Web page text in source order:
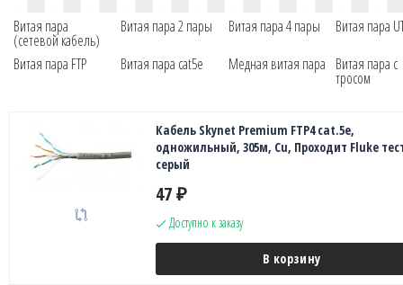
Витая пара
(сетевой кабель)
Витая пара 2 пары Витая пара 4 пары
Витая пара
Витая пара FTP
Витая пара cat5e Медная витая пара Витая пара с
тросом
Кабель Skynet Premium FTP4 cat.5е,
одножильный, 305м, Cu, Проходит Fluke
серый
47 ₽
Доступно к заказу
В корзину